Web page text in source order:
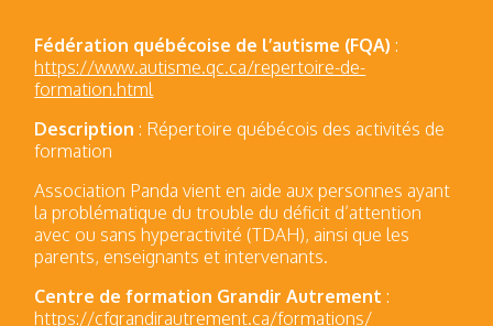
Fédération québécoise de l’autisme (FQA) :
https://www.autisme.qc.ca/repertoire-de-
formation.html
Description : Répertoire québécois des activités de
formation
Association Panda vient en aide aux personnes ayant
la problématique du trouble du déficit d’attention
avec ou sans hyperactivité (TDAH), ainsi que les
parents, enseignants et intervenants.
Centre de formation Grandir Autrement :
https://cfgrandirautrement.ca/formations/